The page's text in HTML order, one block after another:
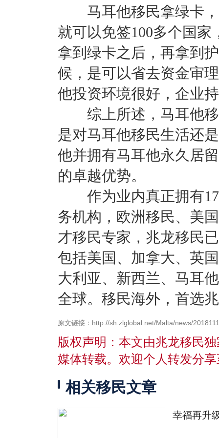
马耳他移民拿绿卡，
就可以免签100多个国
拿到绿卡之后，再拿到
候，是可以省去资金审
他投资环境很好，企业
综上所述，马耳他移
是对马耳他移民生活还
他并拥有马耳他永久居
的卓越优势。
作为业内真正拥有17
务机构，欧洲移民、美
才移民专家，兆龙移民
包括美国、加拿大、英
大利亚、新西兰、马耳
全球。移民海外，首选
原文链接：http://sh.zlglobal.net/Malta/news/
版权声明：本文由兆龙移民
媒体转载。欢迎个人转发分
相关移民文章
幸福再升